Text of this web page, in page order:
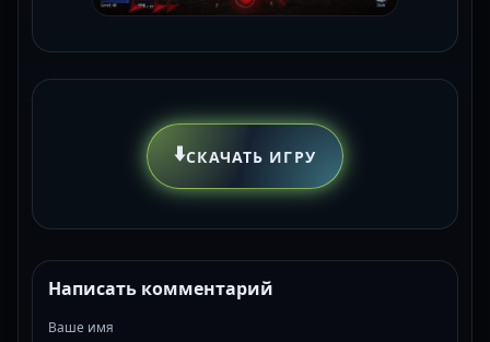
⬇️СКАЧАТЬ ИГРУ
Написать комментарий
Ваше имя